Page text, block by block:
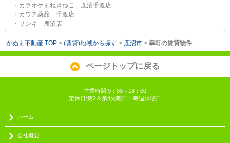
・カラオケまねきねこ 鹿沼千渡店
・カワチ薬品 千渡店
・サンキ 鹿沼店
かぬま不動産 TOP > (賃貸)地域から探す > 鹿沼市 > 幸町の賃貸物件
ページトップに戻る
営業時間:9：00～18：00
定休日:第2＆第4火曜日・毎週水曜日
ホーム
会社概要